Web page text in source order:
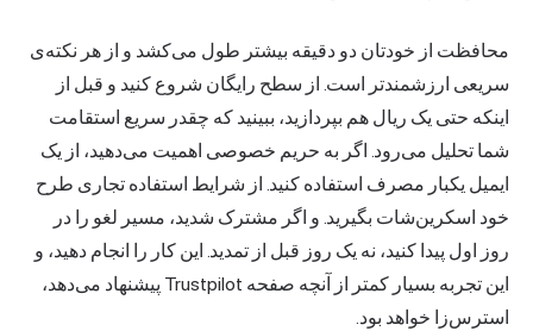
محافظت از خودتان دو دقیقه بیشتر طول می‌کشد و از هر نکته‌ی
سریعی ارزشمندتر است. از سطح رایگان شروع کنید و قبل از
اینکه حتی یک ریال هم بپردازید، ببینید که چقدر سریع استقامت
شما تحلیل می‌رود. اگر به حریم خصوصی اهمیت می‌دهید، از یک
ایمیل یکبار مصرف استفاده کنید. از شرایط استفاده تجاری طرح
خود اسکرین‌شات بگیرید. و اگر مشترک شدید، مسیر لغو را در
روز اول پیدا کنید، نه یک روز قبل از تمدید. این کار را انجام دهید، و
این تجربه بسیار کمتر از آنچه صفحه Trustpilot پیشنهاد می‌دهد،
استرس‌زا خواهد بود.